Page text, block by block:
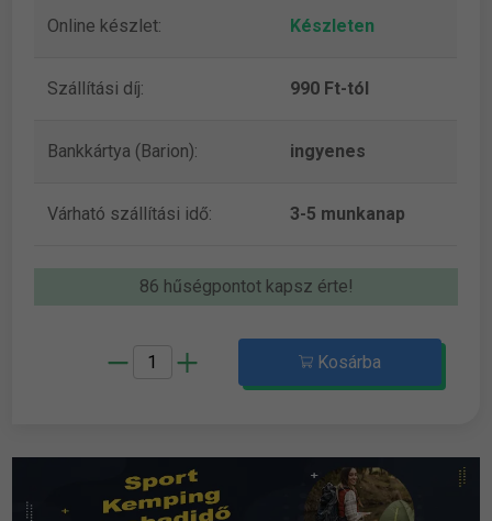
Online készlet: Készleten
Szállítási díj: 990 Ft-tól
Bankkártya (Barion): ingyenes
Várható szállítási idő: 3-5 munkanap
86 hűségpontot kapsz érte!
Kosárba